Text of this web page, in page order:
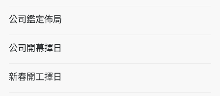
公司鑑定佈局
公司開幕擇日
新春開工擇日